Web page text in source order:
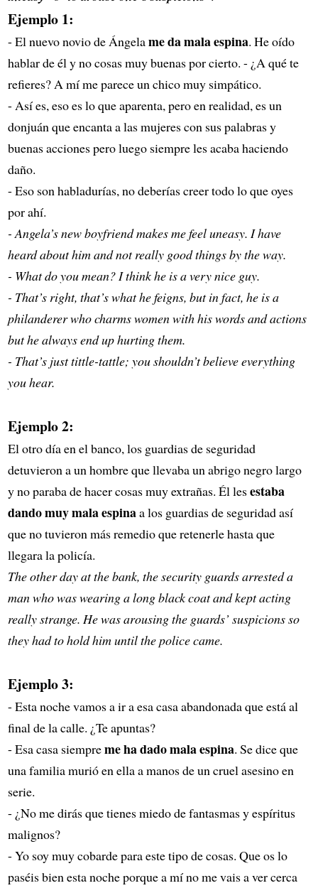
Ejemplo 1:
- El nuevo novio de Ángelame da mala espina. He oído
hablar de él y no cosas muy buenas por cierto. - ¿A qué te
refieres? A mí me parece un chico muy simpático.
- Así es, eso es lo que aparenta, pero en realidad, es un
donjuán que encanta a las mujeres con sus palabras y
buenas acciones pero luego siempre les acaba haciendo
daño.
- Eso son habladurías, no deberías creer todo lo que oyes
por ahí.
- Angela’s new boyfriend makes me feel uneasy. I have
heard about him and not really good things by the way.
- What do you mean? I think he is a very nice guy.
- That’s right, that’s what he feigns, but in fact, he is a
philanderer who charms women with his words and actions
but he always end up hurting them.
- That’s just tittle-tattle; you shouldn’t believe everything
you hear.
Ejemplo 2:
El otro día en el banco, los guardias de seguridad
detuvieron a un hombre que llevaba un abrigo negro largo
y no paraba de hacer cosas muy extrañas. Él lesestaba
dando muy mala espinaa los guardias de seguridad así
que no tuvieron más remedio que retenerle hasta que
llegara la policía.
The other day at the bank, the security guards arrested a
man who was wearing a long black coat and kept acting
really strange. He was arousing the guards’ suspicions so
they had to hold him until the police came.
Ejemplo 3:
- Esta noche vamos a ir a esa casa abandonada que está al
final de la calle. ¿Te apuntas?
- Esa casa siempreme ha dado mala espina. Se dice que
una familia murió en ella a manos de un cruel asesino en
serie.
- ¿No me dirás que tienes miedo de fantasmas y espíritus
malignos?
- Yo soy muy cobarde para este tipo de cosas. Que os lo
paséis bien esta noche porque a mí no me vais a ver cerca